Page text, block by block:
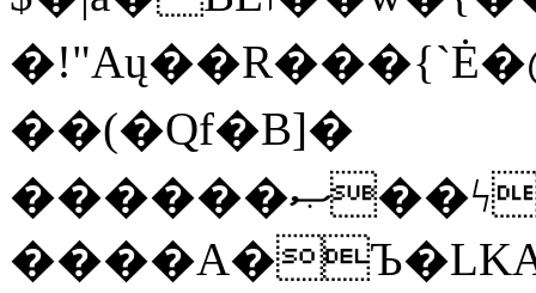
��(�Qf�B]�
������ޞ��ϟak��r��_39$�8�p���7�2�yIZ�R��x��/